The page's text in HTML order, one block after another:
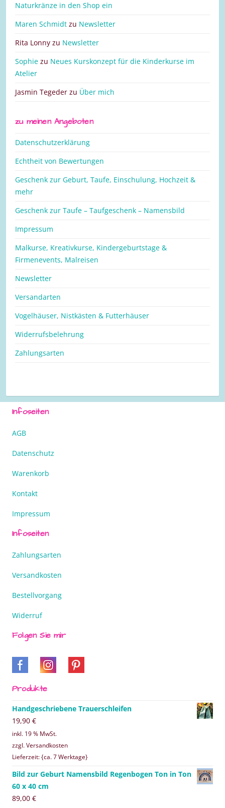
Naturkränze in den Shop ein
Maren Schmidt zu Newsletter
Rita Lonny zu Newsletter
Sophie zu Neues Kurskonzept für die Kinderkurse im
Atelier
Jasmin Tegeder zu Über mich
zu meinen Angeboten
Datenschutzerklärung
Echtheit von Bewertungen
Geschenk zur Geburt, Taufe, Einschulung, Hochzeit &
mehr
Geschenk zur Taufe – Taufgeschenk – Namensbild
Impressum
Malkurse, Kreativkurse, Kindergeburtstage &
Firmenevents, Malreisen
Newsletter
Versandarten
Vogelhäuser, Nistkästen & Futterhäuser
Widerrufsbelehrung
Zahlungsarten
Infoseiten
AGB
Datenschutz
Warenkorb
Kontakt
Impressum
Infoseiten
Zahlungsarten
Versandkosten
Bestellvorgang
Widerruf
Folgen Sie mir
Produkte
Handgeschriebene Trauerschleifen
19,90 €
inkl. 19 % MwSt.
zzgl. Versandkosten
Lieferzeit: {ca. 7 Werktage}
Bild zur Geburt Namensbild Regenbogen Ton in Ton
60 x 40 cm
89,00 €